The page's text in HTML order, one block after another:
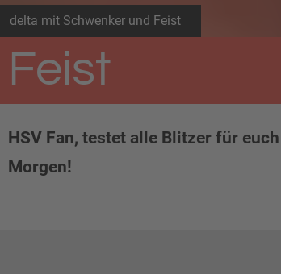
delta mit Schwenker und Feist
Feist
HSV Fan, testet alle Blitzer für
Morgen!